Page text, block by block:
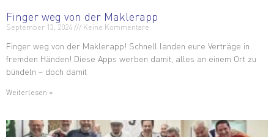
Finger weg von der Maklerapp
September 13, 2024 Keine Kommentare
Finger weg von der Maklerapp! Schnell landen eure Verträge in
fremden Händen! Diese Apps werben damit, alles an einem Ort zu
bündeln – doch damit
Weiterlesen »